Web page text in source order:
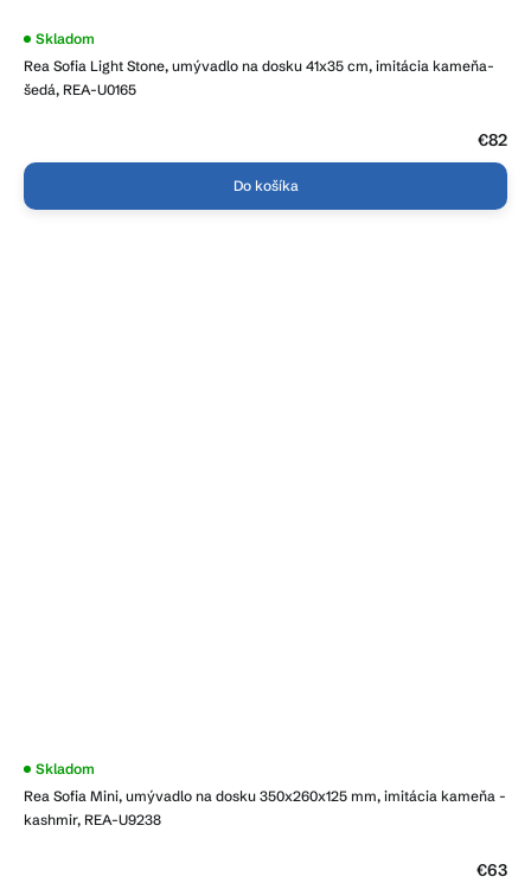
Rea Sofia Light Stone, umývadlo na dosku 41x35 cm, imitácia kameňa-
šedá, REA-U0165
Skladom
€82
Do košíka
Rea Sofia Mini, umývadlo na dosku 350x260x125 mm, imitácia kameňa -
kashmir, REA-U9238
Skladom
€63